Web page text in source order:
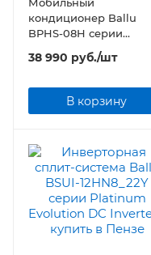
кондиционер Ballu
BPHS-08H серии
Platinum Comfort
38 990 руб./шт
В корзину